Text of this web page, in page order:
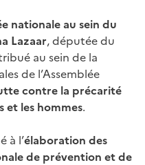
nationale au sein du
Lazaar, députée du
au sein de la
de l’Assemblée
contre la précarité
et les hommes.
à l’élaboration des
de prévention et de